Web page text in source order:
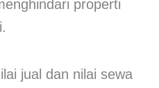
properti
jual dan nilai sewa